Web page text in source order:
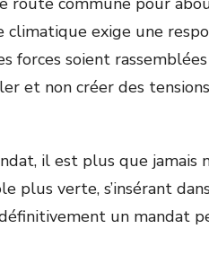
climatique exige une
forces soient
et non créer des
il est plus que jamais
plus verte, s’insérant
un mandat